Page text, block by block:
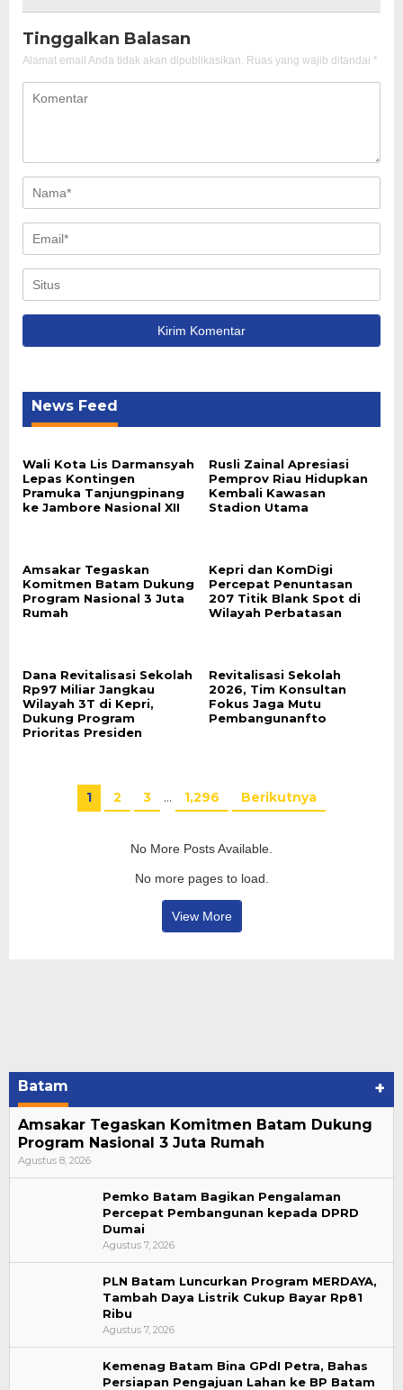
Tinggalkan Balasan
Alamat email Anda tidak akan dipublikasikan. Ruas yang wajib ditandai *
News Feed
Wali Kota Lis Darmansyah
Lepas Kontingen
Pramuka Tanjungpinang
ke Jambore Nasional XII
Rusli Zainal Apresiasi
Pemprov Riau Hidupkan
Kembali Kawasan
Stadion Utama
Amsakar Tegaskan
Komitmen Batam Dukung
Program Nasional 3 Juta
Rumah
Kepri dan KomDigi
Percepat Penuntasan
207 Titik Blank Spot di
Wilayah Perbatasan
Dana Revitalisasi Sekolah
Rp97 Miliar Jangkau
Wilayah 3T di Kepri,
Dukung Program
Prioritas Presiden
Revitalisasi Sekolah
2026, Tim Konsultan
Fokus Jaga Mutu
Pembangunanfto
1 2 3 … 1,296 Berikutnya
No More Posts Available.
No more pages to load.
View More
Batam +
Amsakar Tegaskan Komitmen Batam Dukung
Program Nasional 3 Juta Rumah
Agustus 8, 2026
Pemko Batam Bagikan Pengalaman
Percepat Pembangunan kepada DPRD
Dumai
Agustus 7, 2026
PLN Batam Luncurkan Program MERDAYA,
Tambah Daya Listrik Cukup Bayar Rp81
Ribu
Agustus 7, 2026
Kemenag Batam Bina GPdI Petra, Bahas
Persiapan Pengajuan Lahan ke BP Batam